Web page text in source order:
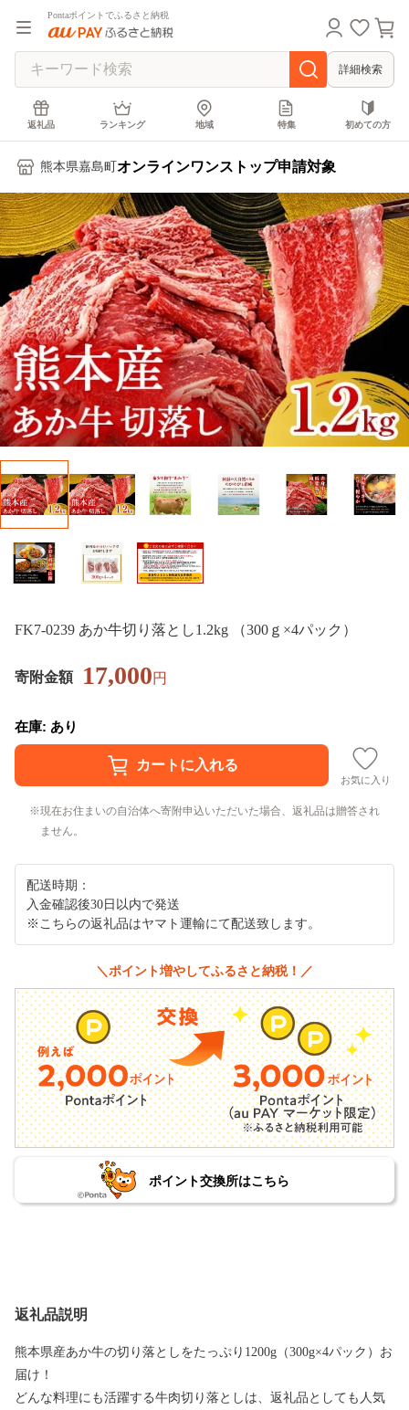
Pontaポイントでふるさと納税
詳細検索
返礼品 ランキング 地域 特集 初めての方
熊本県嘉島町 オンラインワンストップ申請対象
FK7-0239 あか牛切り落とし1.2kg （300ｇ×4パック）
寄附金額 17,000円
在庫: あり
お気に入り
現在お住まいの自治体へ寄附申込いただいた場合、返礼品は贈答され
ません。
配送時期：
入金確認後30日以内で発送
※こちらの返礼品はヤマト運輸にて配送致します。
＼ポイント増やしてふるさと納税！／
ポイント交換所はこちら
返礼品説明
熊本県産あか牛の切り落としをたっぷり1200g（300g×4パック）お
届け！
どんな料理にも活躍する牛肉切り落としは、返礼品としても人気